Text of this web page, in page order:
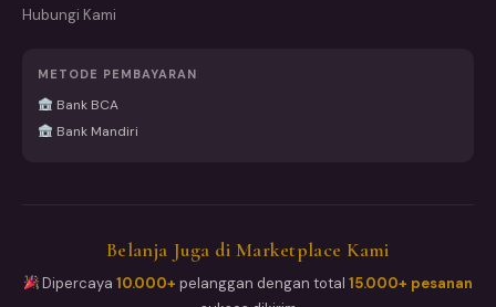
Hubungi Kami
METODE PEMBAYARAN
Bank BCA
Bank Mandiri
Belanja Juga di Marketplace Kami
Dipercaya10.000+ pelanggan dengan total15.000+ pesanan